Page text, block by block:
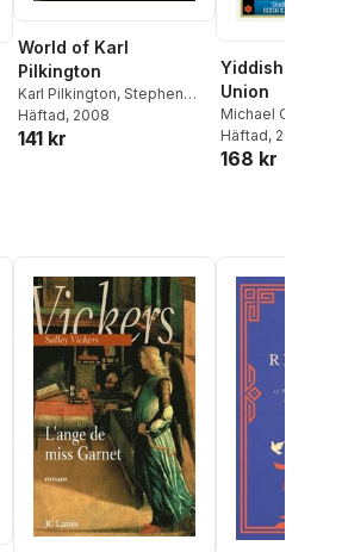
World of Karl
Pilkington
Karl Pilkington, Stephen
Merchant,Ricky Gervais
Häftad, 2008
141 kr
Yiddish
Union
Michael Chabon
Häftad, 2008
168 kr